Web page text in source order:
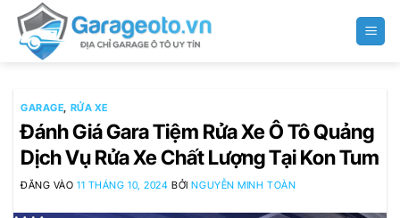
qua
GARAGE, RỬA XE
Đánh Giá Gara Tiệm Rửa Xe Ô Tô Quảng
Dịch Vụ Rửa Xe Chất Lượng Tại Kon Tum
ĐĂNG VÀO11 THÁNG 10, 2024 BỞINGUYỄN MINH TOÀN